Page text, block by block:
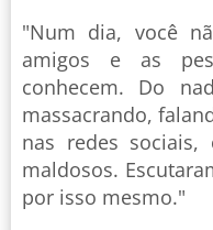
"Num dia, você
amigos e as
conhecem. Do
massacrando,
nas redes
maldosos.
por isso mesmo."